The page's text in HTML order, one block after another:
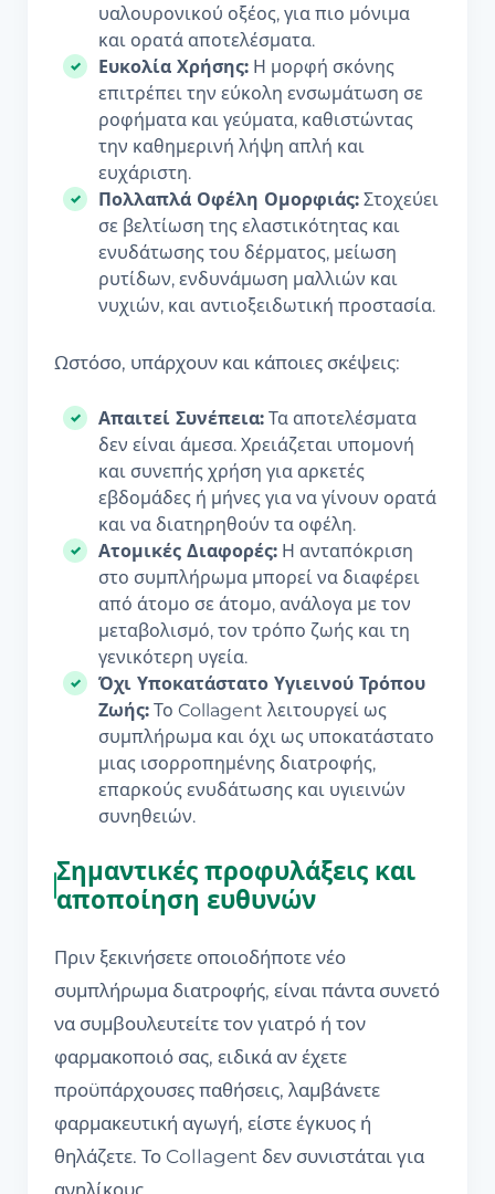
υαλουρονικού οξέος, για πιο μόνιμα
και ορατά αποτελέσματα.
Ευκολία Χρήσης: Η μορφή σκόνης
επιτρέπει την εύκολη ενσωμάτωση σε
ροφήματα και γεύματα, καθιστώντας
την καθημερινή λήψη απλή και
ευχάριστη.
Πολλαπλά Οφέλη Ομορφιάς: Στοχεύει
σε βελτίωση της ελαστικότητας και
ενυδάτωσης του δέρματος, μείωση
ρυτίδων, ενδυνάμωση μαλλιών και
νυχιών, και αντιοξειδωτική προστασία.
Ωστόσο, υπάρχουν και κάποιες σκέψεις:
Απαιτεί Συνέπεια: Τα αποτελέσματα
δεν είναι άμεσα. Χρειάζεται υπομονή
και συνεπής χρήση για αρκετές
εβδομάδες ή μήνες για να γίνουν ορατά
και να διατηρηθούν τα οφέλη.
Ατομικές Διαφορές: Η ανταπόκριση
στο συμπλήρωμα μπορεί να διαφέρει
από άτομο σε άτομο, ανάλογα με τον
μεταβολισμό, τον τρόπο ζωής και τη
γενικότερη υγεία.
Όχι Υποκατάστατο Υγιεινού Τρόπου
Ζωής: Το Collagent λειτουργεί ως
συμπλήρωμα και όχι ως υποκατάστατο
μιας ισορροπημένης διατροφής,
επαρκούς ενυδάτωσης και υγιεινών
συνηθειών.
Σημαντικές προφυλάξεις και
αποποίηση ευθυνών
Πριν ξεκινήσετε οποιοδήποτε νέο
συμπλήρωμα διατροφής, είναι πάντα συνετό
να συμβουλευτείτε τον γιατρό ή τον
φαρμακοποιό σας, ειδικά αν έχετε
προϋπάρχουσες παθήσεις, λαμβάνετε
φαρμακευτική αγωγή, είστε έγκυος ή
θηλάζετε. Το Collagent δεν συνιστάται για